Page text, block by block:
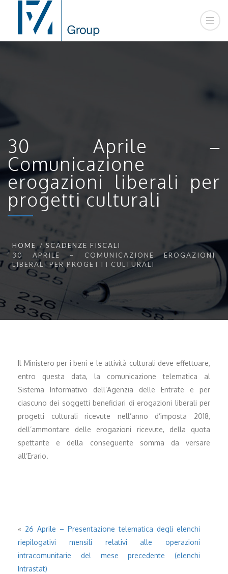
30 Aprile –
Comunicazione
erogazioni liberali per
progetti culturali
HOME
SCADENZE FISCALI
30 APRILE – COMUNICAZIONE EROGAZIONI
LIBERALI PER PROGETTI CULTURALI
Il Ministero per i beni e le attività culturali deve effettuare,
entro questa data, la comunicazione telematica al
Sistema Informativo dell’Agenzia delle Entrate e per
ciascuno dei soggetti beneficiari di erogazioni liberali per
progetti culturali ricevute nell’anno d’imposta 2018,
dell’ammontare delle erogazioni ricevute, della quota
spettante e della conseguente somma da versare
all’Erario.
« 26 Aprile – Presentazione telematica degli elenchi
riepilogativi mensili relativi alle operazioni
intracomunitarie del mese precedente (elenchi
Intrastat)